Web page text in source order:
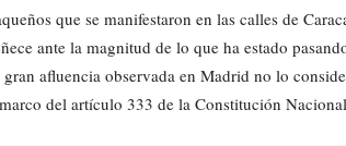
que se manifestaron en las calles de
ante la magnitud de lo que ha estado
afluencia observada en Madrid no lo
del artículo 333 de la Constitución